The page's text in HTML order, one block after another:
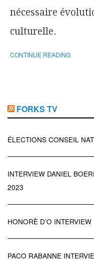
nécessaire
culturelle.
CONTINUE READING
FORKS TV
ÉLECTIONS CONSEIL
INTERVIEW DANIEL
2023
HONORÈ D’O INTERVIEW
PACO RABANNE